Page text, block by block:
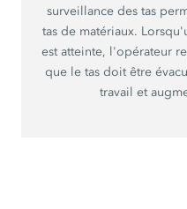
surveillance des tas
tas de matériaux.
est atteinte, l'opérateur
que le tas doit être
travail et